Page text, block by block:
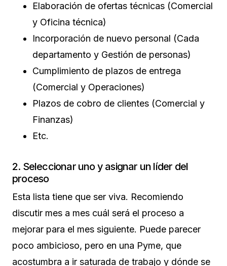
Elaboración de ofertas técnicas (Comercial
y Oficina técnica)
Incorporación de nuevo personal (Cada
departamento y Gestión de personas)
Cumplimiento de plazos de entrega
(Comercial y Operaciones)
Plazos de cobro de clientes (Comercial y
Finanzas)
Etc.
2. Seleccionar uno y asignar un líder del
proceso
Esta lista tiene que ser viva. Recomiendo
discutir mes a mes cuál será el proceso a
mejorar para el mes siguiente. Puede parecer
poco ambicioso, pero en una Pyme, que
acostumbra a ir saturada de trabajo y dónde se